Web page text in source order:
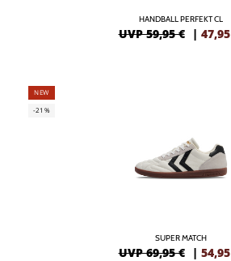
HANDBALL PERFEKT CL
UVP 59,95 € | 47,95
NEW
-21%
SUPER MATCH
UVP 69,95 € | 54,95